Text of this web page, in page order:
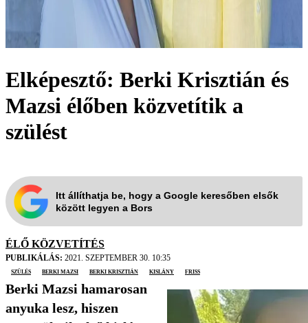
Elképesztő: Berki Krisztián és
Mazsi élőben közvetítik a
szülést
Itt állíthatja be, hogy a Google keresőben elsők
között legyen a Bors
ÉLŐ KÖZVETÍTÉS
PUBLIKÁLÁS: 2021. SZEPTEMBER 30. 10:35
szülés
Berki Mazsi Berki Krisztián kislány friss
Berki Mazsi hamarosan
anyuka lesz, hiszen